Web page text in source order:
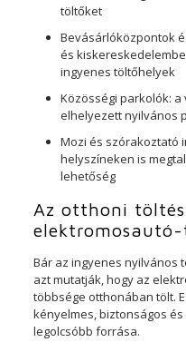
töltőket
Bevásárlóközpontok
és
ingyenes töltőhelyek
Közösségi parkolók:
elhelyezett nyilvános
Mozi és szórakoztató
helyszíneken is
lehetőség
Az otthoni
Bár az ingyenes nyilvános
azt mutatják, hogy az
többsége otthonában tölt.
kényelmes, biztonságos
legolcsóbb forrása.